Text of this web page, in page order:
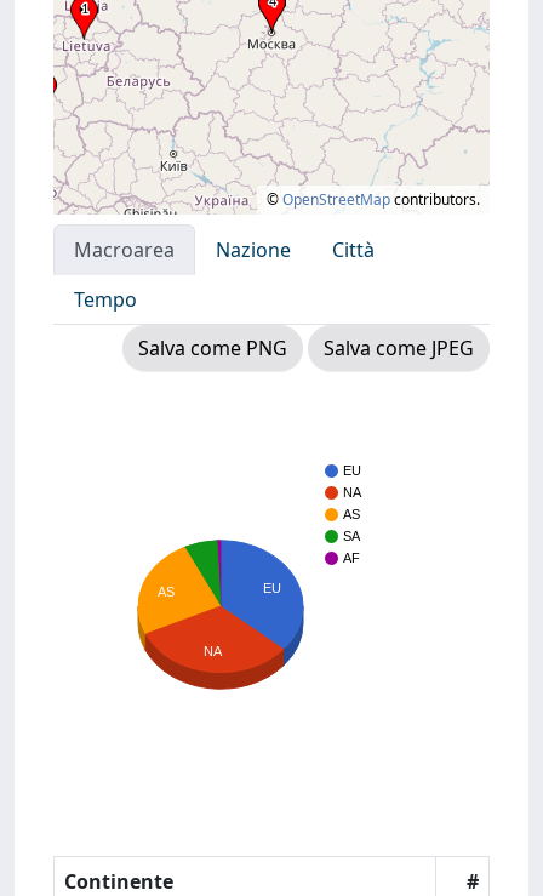
©OpenStreetMapcontributors.
Macroarea Nazione
Città
Tempo
Salva come PNG
Salva come JPEG
EU
NA
AS
SA
AF
EU
AS
NA
Continente
#